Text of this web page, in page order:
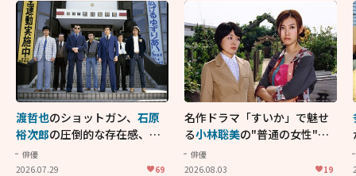
渡哲也のショットガン、 石原
裕次郎の圧倒的な存在感、 舘
ひろし
ン！"大門軍団"のカッコよさ
俳優
2026.07.29
69
名作ドラマ「すいか」で魅せ
る小林聡美の"普通の女性"が
大人に刺さる...映画「かもめ
食堂」にも通じる静かな芝居
俳優
2026.08.03
19